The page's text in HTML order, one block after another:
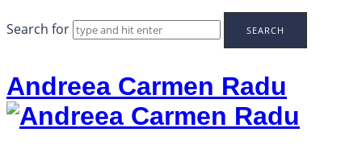
Search for
Andreea Carmen Radu